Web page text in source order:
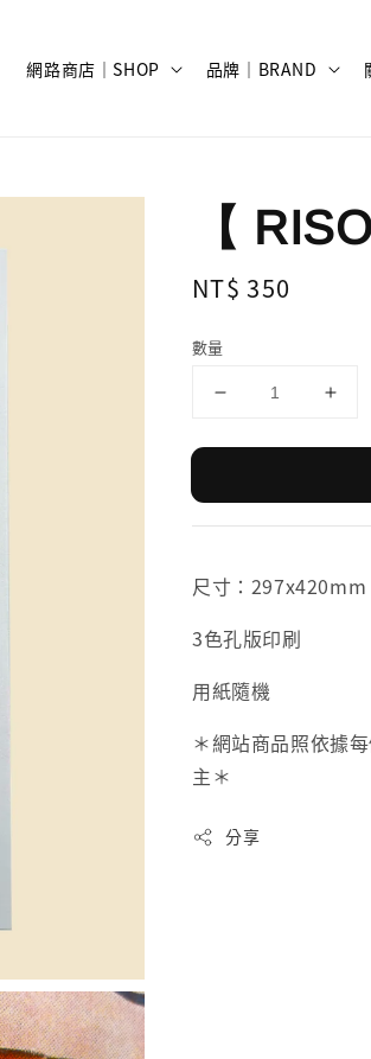
網路商店｜SHOP 品牌｜BRAND
【
Regular
NT$ 350
數量
尺寸：297x420mm
3色孔版印刷
用紙隨機
＊網站商品照依據
主＊
分享